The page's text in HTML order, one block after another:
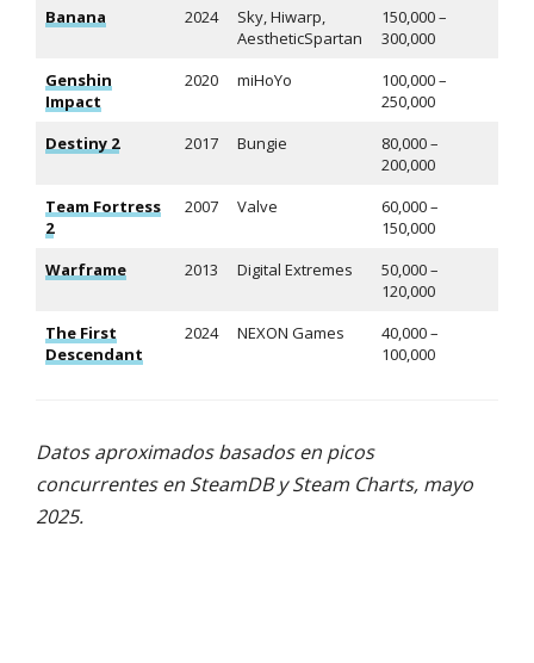
Banana
2024
Sky, Hiwarp,
AestheticSpartan
150,000 –
300,000
Genshin
Impact
2020 miHoYo
100,000 –
250,000
Destiny 2
2017 Bungie
80,000 –
200,000
Team Fortress
2
2007 Valve
60,000 –
150,000
Warframe
2013 Digital Extremes
50,000 –
120,000
The First
Descendant
2024 NEXON Games
40,000 –
100,000
Datos aproximados basados en picos
concurrentes en SteamDB y Steam Charts, mayo
2025.